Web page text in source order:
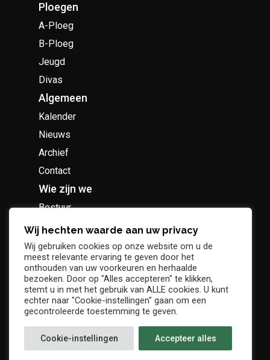
Ploegen
A-Ploeg
B-Ploeg
Jeugd
Divas
Algemeen
Kalender
Nieuws
Archief
Contact
Wie zijn we
Bestuur
Geschiedenis
Supportersclub
Socio Business Club
Wij hechten waarde aan uw privacy
Wij gebruiken cookies op onze website om u de
meest relevante ervaring te geven door het
onthouden van uw voorkeuren en herhaalde
bezoeken. Door op "Alles accepteren" te klikken,
stemt u in met het gebruik van ALLE cookies. U kunt
echter naar "Cookie-instellingen" gaan om een
gecontroleerde toestemming te geven.
Cookie-instellingen Accepteer alles